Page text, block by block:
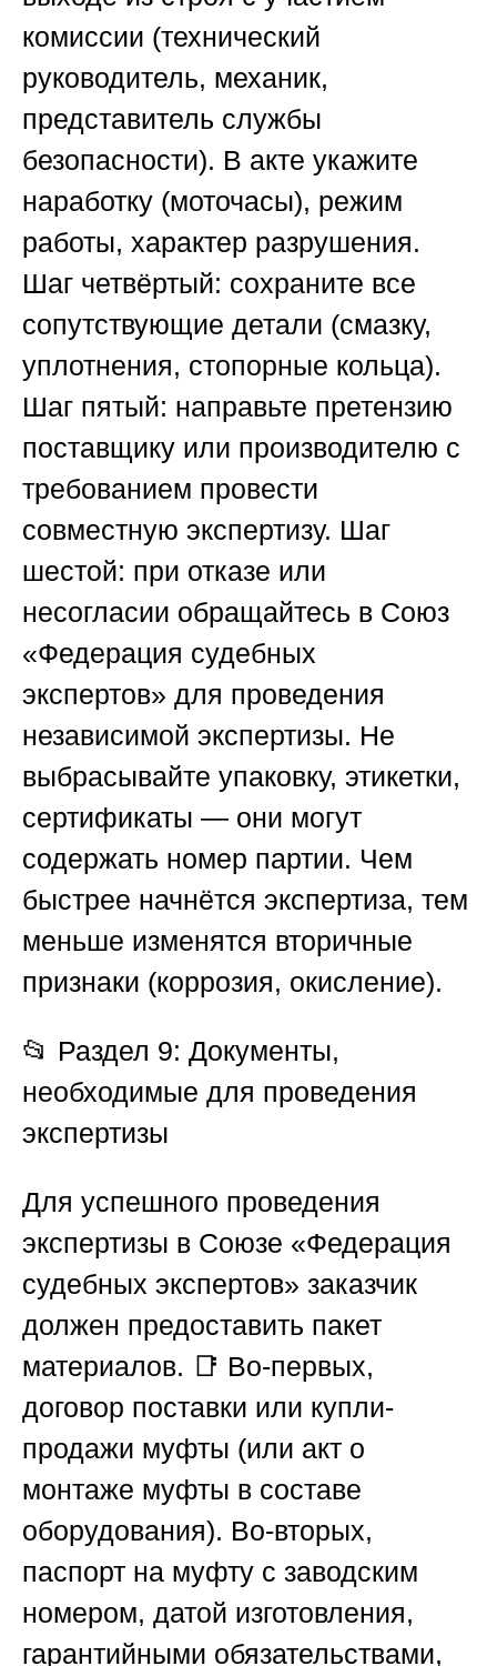
комиссии (технический
руководитель, механик,
представитель службы
безопасности). В акте укажите
наработку (моточасы), режим
работы, характер разрушения.
Шаг четвёртый: сохраните все
сопутствующие детали (смазку,
уплотнения, стопорные кольца).
Шаг пятый: направьте претензию
поставщику или производителю с
требованием провести
совместную экспертизу. Шаг
шестой: при отказе или
несогласии обращайтесь в Союз
«Федерация судебных
экспертов» для проведения
независимой экспертизы. Не
выбрасывайте упаковку, этикетки,
сертификаты — они могут
содержать номер партии. Чем
быстрее начнётся экспертиза, тем
меньше изменятся вторичные
признаки (коррозия, окисление).
📂 Раздел 9: Документы,
необходимые для проведения
экспертизы
Для успешного проведения
экспертизы в Союзе «Федерация
судебных экспертов» заказчик
должен предоставить пакет
материалов. 📑 Во-первых,
договор поставки или купли-
продажи муфты (или акт о
монтаже муфты в составе
оборудования). Во-вторых,
паспорт на муфту с заводским
номером, датой изготовления,
гарантийными обязательствами,